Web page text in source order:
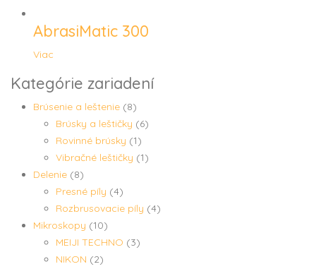
AbrasiMatic 300
Viac
Kategórie zariadení
Brúsenie a leštenie (8)
Brúsky a leštičky (6)
Rovinné brúsky (1)
Vibračné leštičky (1)
Delenie (8)
Presné píly (4)
Rozbrusovacie píly (4)
Mikroskopy (10)
MEIJI TECHNO (3)
NIKON (2)